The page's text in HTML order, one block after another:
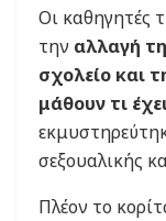
Οι καθηγητές
την αλλαγή
σχολείο και
μάθουν τι
σεξουαλικής
Πλέον το